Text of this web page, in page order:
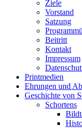
Ziele
Vorstand
Satzung
Beitritt
Kontakt
Impressum
Printmedien
Ehrungen und
Geschichte von
Schortens